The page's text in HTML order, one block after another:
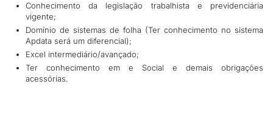
Conhecimento da legislação trabalhista e previdenciária
vigente;
Domínio de sistemas de folha (Ter conhecimento no sistema
Apdata será um diferencial);
Excel intermediário/avançado;
Ter conhecimento em e Social e demais obrigações
acessórias.